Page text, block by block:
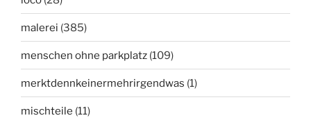
malerei (385)
menschen ohne parkplatz (109)
merktdennkeinermehrirgendwas (1)
mischteile (11)